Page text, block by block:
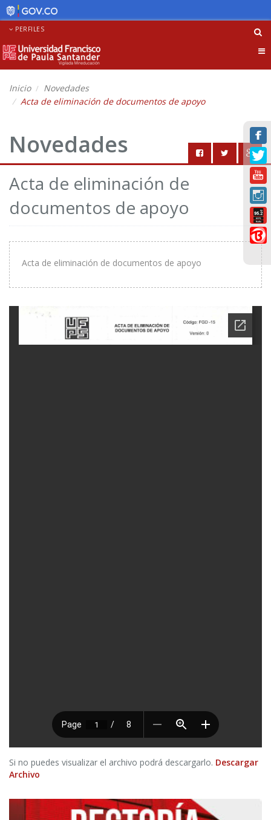
PERFILES
Inicio
Novedades
Acta de eliminación de documentos de apoyo
Novedades
Acta de eliminación de
documentos de apoyo
Acta de eliminación de documentos de apoyo
Si no puedes visualizar el archivo podrá descargarlo. Descargar
Archivo